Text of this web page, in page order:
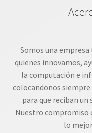
Somos una
quienes innovamos,
la computación e
colocandonos
para que reciban
Nuestro compromiso
lo